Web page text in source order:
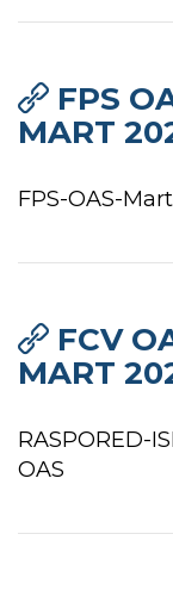
FPS
MART
FPS-OAS-
FCV
MART
RASPORED-
OAS